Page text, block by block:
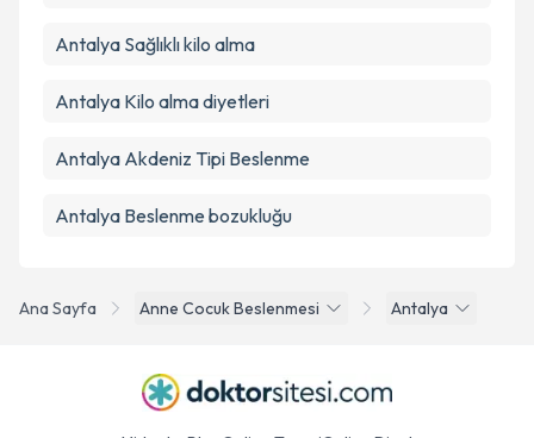
Ana Sayfa Anne Cocuk Beslenmesi Antalya
Antalya Sağlıklı kilo alma
Antalya Kilo alma diyetleri
Antalya Akdeniz Tipi Beslenme
Antalya Beslenme bozukluğu